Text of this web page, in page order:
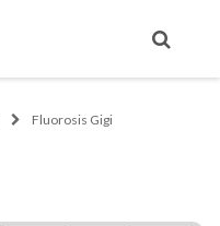
Fluorosis Gigi